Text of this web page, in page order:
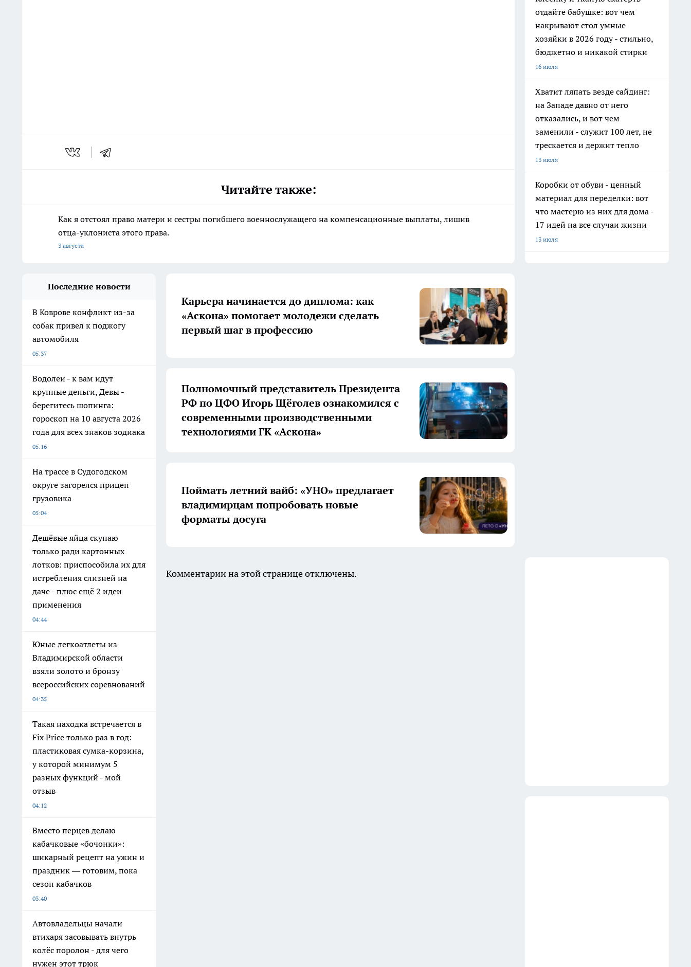
Читайте также:
Как я отстоял право матери и сестры погибшего военнослужащего на компенсационные выплаты, лишив
отца-уклониста этого права.
3 августа
отдайте бабушке: вот чем
накрывают стол умные
хозяйки в 2026 году - стильно,
бюджетно и никакой стирки
16 июля
Хватит ляпать везде сайдинг:
на Западе давно от него
отказались, и вот чем
заменили - служит 100 лет, не
трескается и держит тепло
13 июля
Коробки от обуви - ценный
материал для переделки: вот
что мастерю из них для дома -
17 идей на все случаи жизни
13 июля
Последние новости
В Коврове конфликт из-за
собак привел к поджогу
автомобиля
05:37
Водолеи - к вам идут
крупные деньги, Девы -
берегитесь шопинга:
гороскоп на 10 августа 2026
года для всех знаков зодиака
05:16
На трассе в Судогодском
округе загорелся прицеп
грузовика
05:04
Дешёвые яйца скупаю
только ради картонных
лотков: приспособила их для
истребления слизней на
даче - плюс ещё 2 идеи
применения
04:44
Юные легкоатлеты из
Владимирской области
взяли золото и бронзу
всероссийских соревнований
04:35
Такая находка встречается в
Fix Price только раз в год:
пластиковая сумка-корзина,
у которой минимум 5
разных функций - мой
отзыв
04:12
Вместо перцев делаю
кабачковые «бочонки»:
шикарный рецепт на ужин и
праздник — готовим, пока
сезон кабачков
03:40
Автовладельцы начали
втихаря засовывать внутрь
колёс поролон - для чего
нужен этот трюк
Карьера начинается до диплома: как
«Аскона» помогает молодежи сделать
первый шаг в профессию
Полномочный представитель Президента
РФ по ЦФО Игорь Щёголев ознакомился с
современными производственными
технологиями ГК «Аскона»
Поймать летний вайб: «УНО» предлагает
владимирцам попробовать новые
форматы досуга
Комментарии на этой странице отключены.